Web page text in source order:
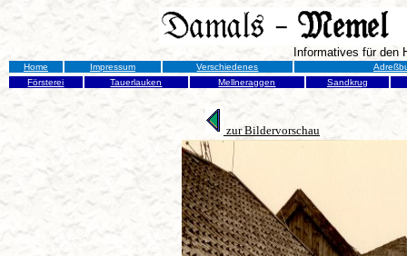
Informatives für den
Home Impressum Verschiedenes
Försterei
Tauerlauken Mellneraggen Sandkrug
zur Bildervorschau